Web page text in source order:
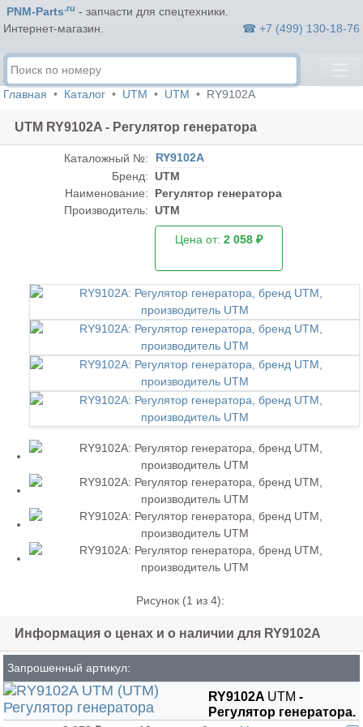
PNM-Parts.ru - запчасти для спецтехники.
Интернет-магазин.
☎ +7 (499) 130-18-76
Главная Каталог UTM UTM RY9102A
UTM RY9102A - Регулятор генератора
Каталожный №:
RY9102A
Бренд: UTM
Наименование:
Регулятор генератора
Производитель: UTM
Цена от:2 058 ₽
Рисунок (1 из 4):
Информация о ценах и о наличии для RY9102A
Запрошенный артикул:
RY9102A UTM -
Регулятор генератора.